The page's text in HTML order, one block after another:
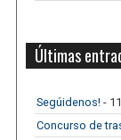
Últimas
Segúidenos! -
Concurso de